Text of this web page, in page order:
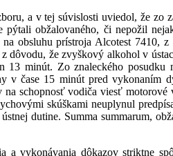
a v tej súvislosti uviedol, že zo
obžalovaného, či nepožil
obsluhu prístroja Alcotest 7410, z
dôvodu, že zvyškový alkohol v
13 minút. Zo znaleckého posudku
v čase 15 minút pred vykonaním
schopnosť vodiča viesť motorové
skúškami neuplynul
dutine. Summa summarum,
a vykonávania dôkazov striktne